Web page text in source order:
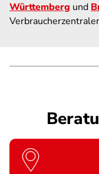
Württemberg und